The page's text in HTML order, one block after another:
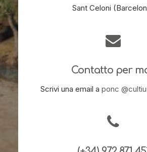
Sant Celoni
Contatto per
Scrivi una email a ponc